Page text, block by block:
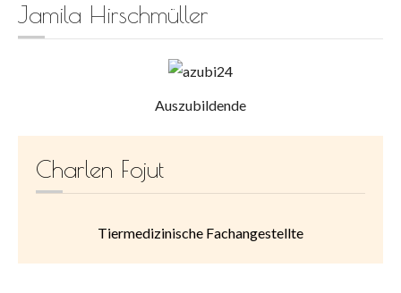
Jamila Hirschmüller
Auszubildende
Charlen Fojut
Tiermedizinische Fachangestellte